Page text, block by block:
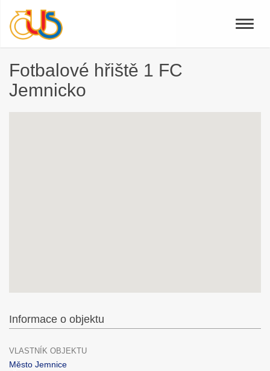
Toggle
Fotbalové hřiště 1 FC
Jemnicko
Informace o objektu
VLASTNÍK OBJEKTU
Město Jemnice